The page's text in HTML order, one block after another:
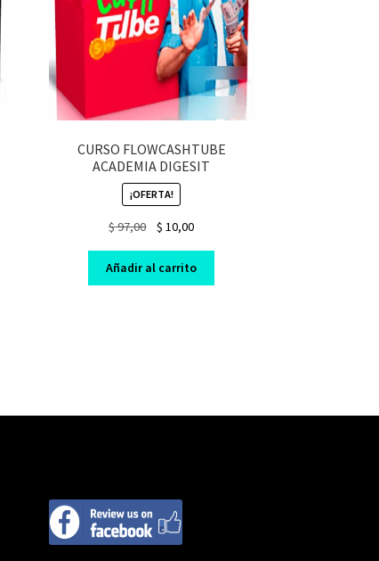
CURSO FLOWCASHTUBE
ACADEMIA DIGESIT
¡OFERTA!
$97,00
Original
was:
$ 97,00.
$ 10,00Current
is:
$ 10,00.
Añadir al carrito